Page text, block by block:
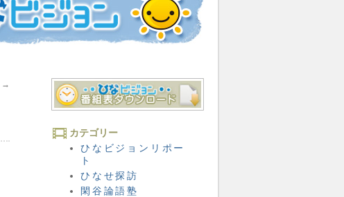
→
カテゴリー
ひなビジョンリポー
ト
ひなせ探訪
閑谷論語塾